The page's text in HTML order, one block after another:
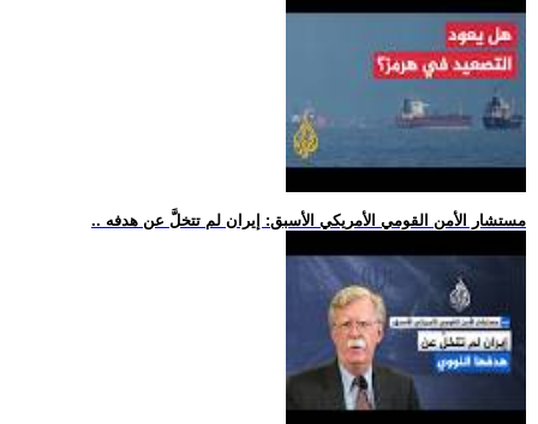
.. مستشار الأمن القومي الأمريكي الأسبق: إيران لم تتخلَّ عن هدفه